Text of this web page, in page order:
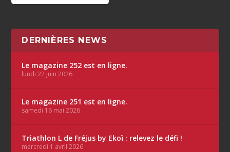
DERNIÈRES NEWS
Le magazine 252 est en ligne.
lundi 22 juin 2026
Le magazine 251 est en ligne.
samedi 16 mai 2026
Triathlon L de Fréjus by Ekoï : relevez le défi !
mercredi 1 avril 2026